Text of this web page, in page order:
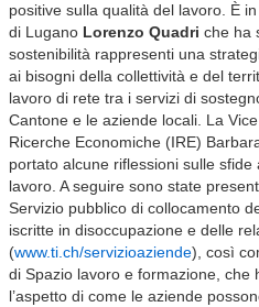
positive sulla qualità del lavoro. È
di Lugano Lorenzo Quadri che ha
sostenibilità rappresenti una
ai bisogni della collettività e del
lavoro di rete tra i servizi di
Cantone e le aziende locali. La
Ricerche Economiche (IRE)
portato alcune riflessioni sulle
lavoro. A seguire sono state
Servizio pubblico di collocamento
iscritte in disoccupazione e delle
(www.ti.ch/servizioaziende), così
di Spazio lavoro e formazione, che
l’aspetto di come le aziende